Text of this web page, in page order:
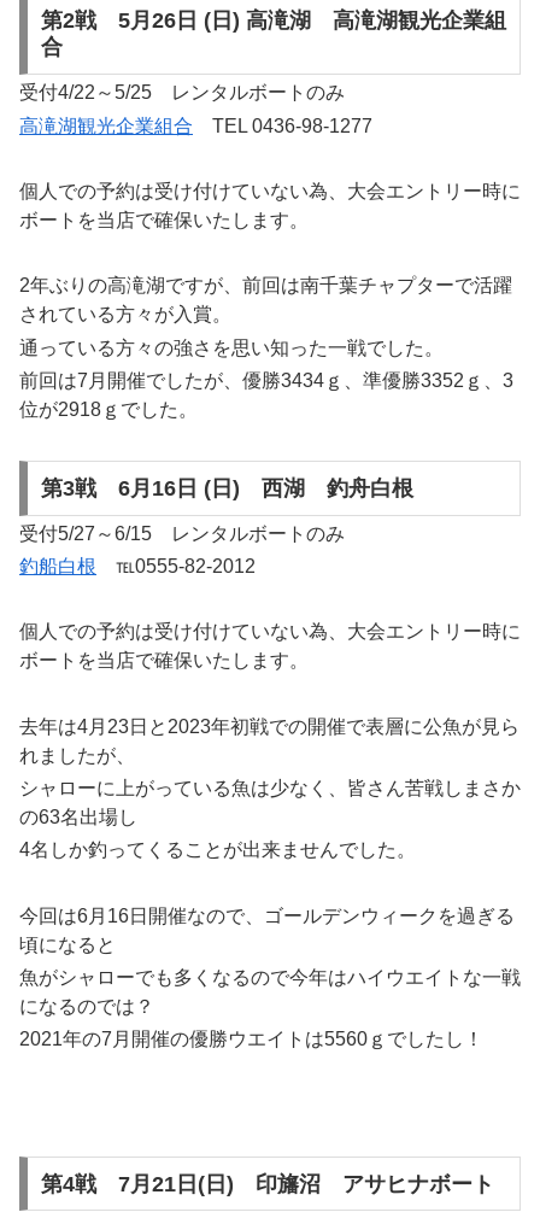
第2戦 5月26日 (日) 高滝湖 高滝湖観光企業組
合
受付4/22～5/25 レンタルボートのみ
高滝湖観光企業組合 TEL 0436-98-1277
個人での予約は受け付けていない為、大会エントリー時に
ボートを当店で確保いたします。
2年ぶりの高滝湖ですが、前回は南千葉チャプターで活躍
されている方々が入賞。
通っている方々の強さを思い知った一戦でした。
前回は7月開催でしたが、優勝3434ｇ、準優勝3352ｇ、3
位が2918ｇでした。
第3戦 6月16日 (日) 西湖 釣舟白根
受付5/27～6/15 レンタルボートのみ
釣船白根 ℡0555-82-2012
個人での予約は受け付けていない為、大会エントリー時に
ボートを当店で確保いたします。
去年は4月23日と2023年初戦での開催で表層に公魚が見ら
れましたが、
シャローに上がっている魚は少なく、皆さん苦戦しまさか
の63名出場し
4名しか釣ってくることが出来ませんでした。
今回は6月16日開催なので、ゴールデンウィークを過ぎる
頃になると
魚がシャローでも多くなるので今年はハイウエイトな一戦
になるのでは？
2021年の7月開催の優勝ウエイトは5560ｇでしたし！
第4戦 7月21日(日) 印旛沼 アサヒナボート